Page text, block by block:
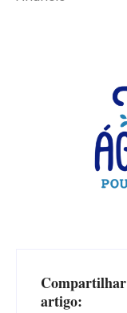
Compartilhar
artigo: